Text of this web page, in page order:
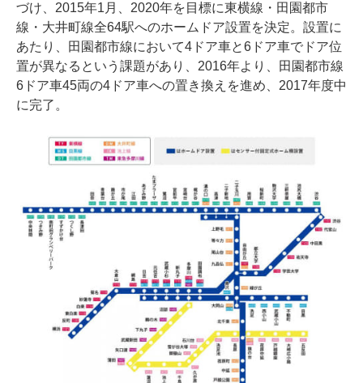
づけ、2015年1月、2020年を目標に東横線・田園都市
線・大井町線全64駅へのホームドア設置を決定。設置に
あたり、田園都市線において4ドア車と6ドア車でドア位
置が異なるという課題があり、2016年より、田園都市線
6ドア車45両の4ドア車への置き換えを進め、2017年度中
に完了。